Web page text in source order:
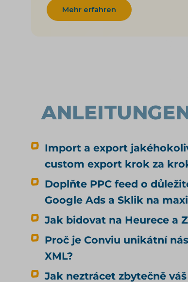
Mehr erfahren
Import a export
custom export krok za
Doplňte PPC feed o
Google Ads a Sklik na
Jak bidovat na Heurece a
Proč je Conviu unikátní
XML?
Jak neztrácet zbytečně